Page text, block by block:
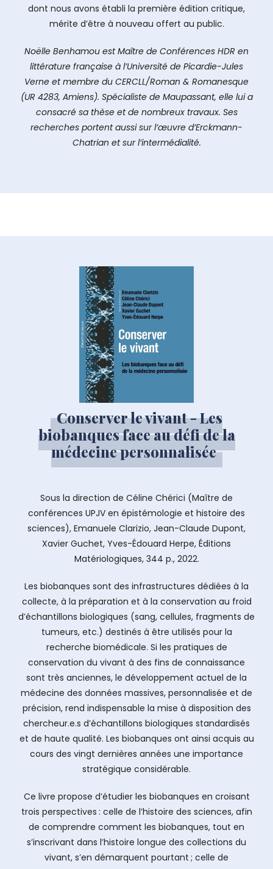
dont nous avons établi la première édition critique,
mérite d’être à nouveau offert au public.
Noëlle Benhamou est Maître de Conférences HDR en
littérature française à l’Université de Picardie-Jules
Verne et membre du CERCLL/Roman & Romanesque
(UR 4283, Amiens). Spécialiste de Maupassant, elle lui a
consacré sa thèse et de nombreux travaux. Ses
recherches portent aussi sur l’œuvre d’Erckmann-
Chatrian et sur l’intermédialité.
Conserver le vivant - Les
biobanques face au défi de la
médecine personnalisée
Sous la direction de Céline Chérici (Maître de
conférences UPJV en épistémologie et histoire des
sciences), Emanuele Clarizio, Jean-Claude Dupont,
Xavier Guchet, Yves-Édouard Herpe, Éditions
Matériologiques, 344 p., 2022.
Les biobanques sont des infrastructures dédiées à la
collecte, à la préparation et à la conservation au froid
d’échantillons biologiques (sang, cellules, fragments de
tumeurs, etc.) destinés à être utilisés pour la
recherche biomédicale. Si les pratiques de
conservation du vivant à des fins de connaissance
sont très anciennes, le développement actuel de la
médecine des données massives, personnalisée et de
précision, rend indispensable la mise à disposition des
chercheur.e.s d’échantillons biologiques standardisés
et de haute qualité. Les biobanques ont ainsi acquis au
cours des vingt dernières années une importance
stratégique considérable.
Ce livre propose d’étudier les biobanques en croisant
trois perspectives : celle de l’histoire des sciences, afin
de comprendre comment les biobanques, tout en
s’inscrivant dans l’histoire longue des collections du
vivant, s’en démarquent pourtant ; celle de